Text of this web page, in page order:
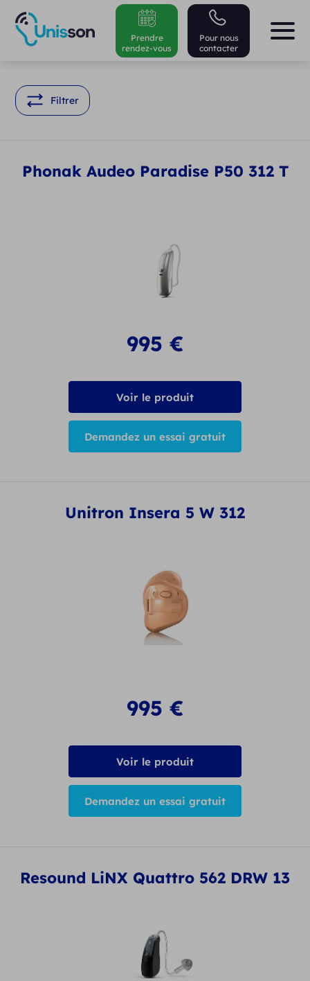
Pour nous
contacter
Prendre
rendez-vous
Filtrer
Phonak Audeo Paradise P50 312 T
995 €
Voir le produit
Demandez un essai gratuit
Unitron Insera 5 W 312
995 €
Voir le produit
Demandez un essai gratuit
Resound LiNX Quattro 562 DRW 13